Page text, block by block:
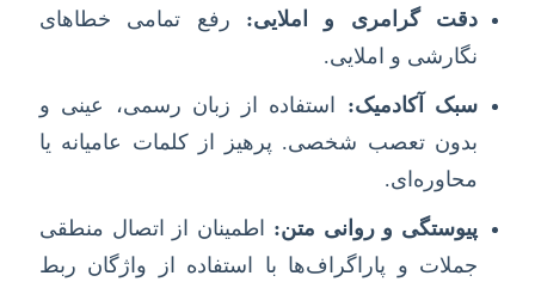
دقت گرامری و املایی: رفع تمامی خطاهای
نگارشی و املایی.
سبک آکادمیک: استفاده از زبان رسمی، عینی و
بدون تعصب شخصی. پرهیز از کلمات عامیانه یا
محاوره‌ای.
پیوستگی و روانی متن: اطمینان از اتصال منطقی
جملات و پاراگراف‌ها با استفاده از واژگان ربط